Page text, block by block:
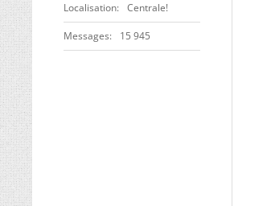
Localisation Centrale!
Messages 15 945